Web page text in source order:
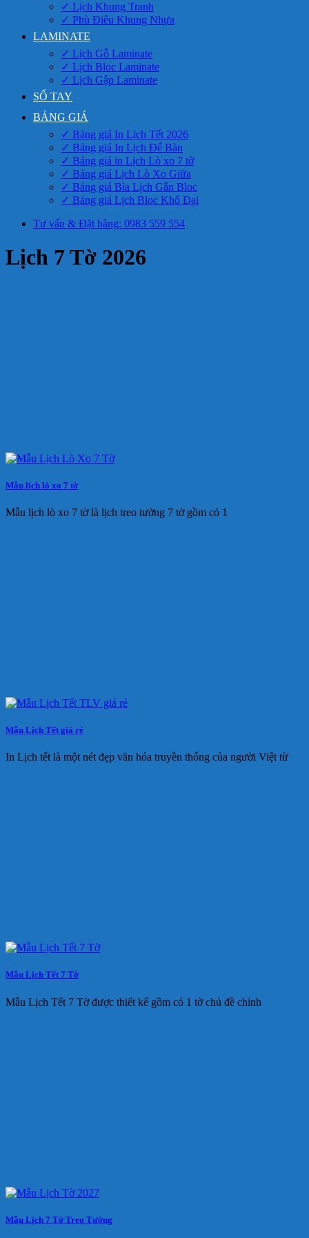
✓ Lịch Khung Tranh
✓ Phù Điêu Khung Nhựa
LAMINATE
✓ Lịch Gỗ Laminate
✓ Lịch Bloc Laminate
✓ Lịch Gập Laminate
SỔ TAY
BẢNG GIÁ
✓ Bảng giá In Lịch Tết 2026
✓ Bảng giá In Lịch Để Bàn
✓ Bảng giá in Lịch Lò xo 7 tờ
✓ Bảng giá Lịch Lò Xo Giữa
✓ Bảng giá Bìa Lịch Gắn Bloc
✓ Bảng giá Lịch Bloc Khổ Đại
Tư vấn & Đặt hàng: 0983 559 554
Lịch 7 Tờ 2026
Mẫu lịch lò xo 7 tờ
Mẫu lịch lò xo 7 tờ là lịch treo tường 7 tờ gồm có 1
Mẫu Lịch Tết giá rẻ
In Lịch tết là một nét đẹp văn hóa truyền thống của người Việt từ
Mẫu Lịch Tết 7 Tờ
Mẫu Lịch Tết 7 Tờ được thiết kế gồm có 1 tờ chủ đề chính
Mẫu Lịch 7 Tờ Treo Tường